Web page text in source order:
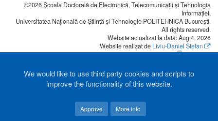
©2026 Școala Doctorală de Electronică, Telecomunicații și Tehnologia
Informației,
Universitatea Națională de Știință și Tehnologie POLITEHNICA București.
All rights reserved.
Website actualizat la data: Aug 4, 2026
Website realizat de Liviu-Daniel Ștefan
We would like to use third party cookies and scripts to
improve the functionality of this website.
Approve More info